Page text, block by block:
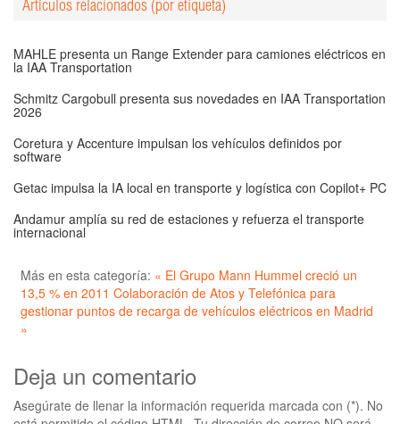
Artículos relacionados (por etiqueta)
MAHLE presenta un Range Extender para camiones eléctricos en
la IAA Transportation
Schmitz Cargobull presenta sus novedades en IAA Transportation
2026
Coretura y Accenture impulsan los vehículos definidos por
software
Getac impulsa la IA local en transporte y logística con Copilot+ PC
Andamur amplía su red de estaciones y refuerza el transporte
internacional
Más en esta categoría: « El Grupo Mann Hummel creció un
13,5 % en 2011 Colaboración de Atos y Telefónica para
gestionar puntos de recarga de vehículos eléctricos en Madrid
»
Deja un comentario
Asegúrate de llenar la información requerida marcada con (*). No